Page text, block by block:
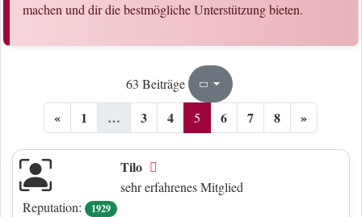
machen und dir die bestmögliche Unterstützung bieten.
63 Beiträge Seite5
« 1 … 3 4 5 6 7 8 »
Tilo
sehr erfahrenes Mitglied
Reputation:
1929